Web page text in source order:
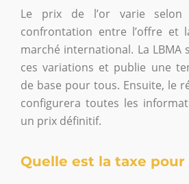
Le prix de l’or varie selon
confrontation entre l’offre et
marché international. La LBMA
ces variations et publie une
de base pour tous. Ensuite, le
configurera toutes les
un prix définitif.
Quelle est la taxe pour